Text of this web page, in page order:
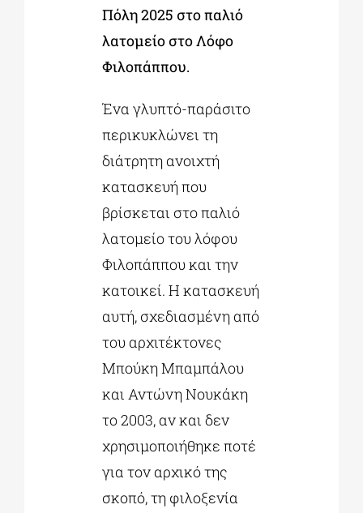
Πόλη 2025 στο παλιό
λατομείο στο Λόφο
Φιλοπάππου.
Ένα γλυπτό-παράσιτο
περικυκλώνει τη
διάτρητη ανοιχτή
κατασκευή που
βρίσκεται στο παλιό
λατομείο του λόφου
Φιλοπάππου και την
κατοικεί. Η κατασκευή
αυτή, σχεδιασμένη από
του αρχιτέκτονες
Μπούκη Μπαμπάλου
και Αντώνη Νουκάκη
το 2003, αν και δεν
χρησιμοποιήθηκε ποτέ
για τον αρχικό της
σκοπό, τη φιλοξενία